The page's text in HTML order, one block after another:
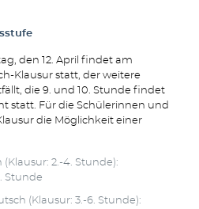
den 12. April findet am
Klausur statt, der weitere
die 9. und 10. Stunde findet
statt. Für die Schülerinnen und
die Möglichkeit einer
2.-4. Stunde):
Stunde
(Klausur: 3.-6. Stunde):